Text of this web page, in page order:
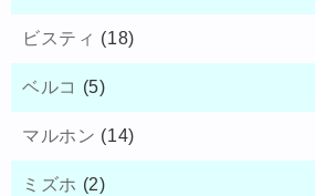
ビスティ (18)
ベルコ (5)
マルホン (14)
ミズホ (2)